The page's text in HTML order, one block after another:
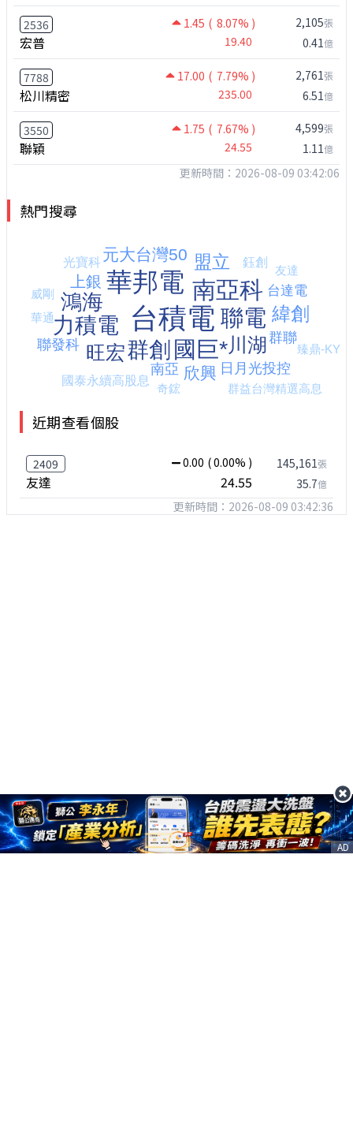
2536 1.45 ( 8.07% )
宏普 19.40
2,105張
0.41億
7788 17.00 ( 7.79% )
松川精密 235.00
2,761張
6.51億
3550 1.75 ( 7.67% )
聯穎 24.55
4,599張
1.11億
更新時間：2026-08-09 03:42:06
熱門搜尋
近期查看個股
2409 0.00 ( 0.00% )
友達 24.55
145,161張
35.7億
更新時間：2026-08-09 03:42:36
AD